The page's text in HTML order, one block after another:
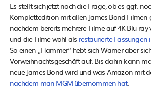
Es stellt sich jetzt noch die Frage, ob es ggf.
Komplettedition mit allen James Bond Filmen
nachdem bereits mehrere Filme auf 4K Blu-
und die Filme wohl als restaurierte Fassungen
So einen „Hammer“ hebt sich Warner aber
Vorweihnachtsgeschäft auf. Bis dahin kann
neue James Bond wird und was Amazon mit
nachdem man MGM übernommen hat.